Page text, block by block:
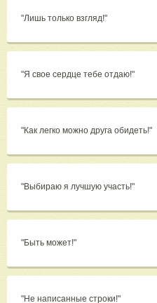
"Лишь только взгляд!"
"Я свое сердце тебе отдаю!"
"Как легко можно друга обидеть!"
"Выбираю я лучшую участь!"
"Быть может!"
"Не написанные строки!"